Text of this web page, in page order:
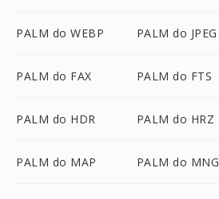
PALM do WEBP PALM do JPEG
PALM do FAX PALM do FTS
PALM do HDR PALM do HRZ
PALM do MAP PALM do MNG